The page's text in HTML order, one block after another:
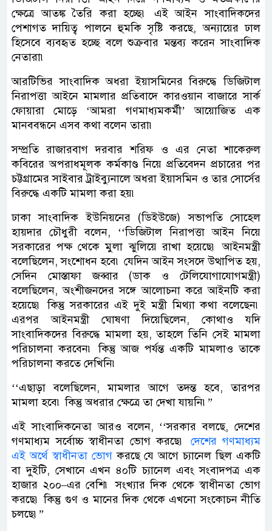
ক্ষেত্রে আতঙ্ক তৈরি করা হচ্ছে৷ এই আইন সাংবাদিকদের
পেশাগত দায়িত্ব পালনে হুমকি সৃষ্টি করছে, অন্যায়ের ঢাল
হিসেবে ব্যবহৃত হচ্ছে বলে শুক্রবার মন্তব্য করেন সাংবাদিক
নেতারা৷
আরটিভির সাংবাদিক অধরা ইয়াসমিনের বিরুদ্ধে ডিজিটাল
নিরাপত্তা আইনে মামলার প্রতিবাদে কারওয়ান বাজারে সার্ক
ফোয়ারা মোড়ে ‘আমরা গণমাধ্যমকর্মী’ আয়োজিত এক
মানববন্ধনে এসব কথা বলেন তারা৷
সম্প্রতি রাজারবাগ দরবার শরিফ ও এর নেতা শাকেরুল
কবিরের অপরাধমূলক কর্মকাণ্ড নিয়ে প্রতিবেদন প্রচারের পর
চট্টগ্রামের সাইবার ট্রাইব্যুনালে অধরা ইয়াসমিন ও তার সোর্সের
বিরুদ্ধে একটি মামলা করা হয়৷
ঢাকা সাংবাদিক ইউনিয়নের (ডিইউজে) সভাপতি সোহেল
হায়দার চৌধুরী বলেন, ‘‘ডিজিটাল নিরাপত্তা আইন নিয়ে
সরকারের পক্ষ থেকে মুলা ঝুলিয়ে রাখা হয়েছে৷ আইনমন্ত্রী
বলেছিলেন, সংশোধন হবে৷ যেদিন আইন সংসদে উত্থাপিত হয়,
সেদিন মোস্তাফা জব্বার (ডাক ও টেলিযোগাযোগমন্ত্রী)
বলেছিলেন, অংশীজনদের সঙ্গে আলোচনা করে আইনটি করা
হয়েছে৷ কিন্তু সরকারের এই দুই মন্ত্রী মিথ্যা কথা বলেছেন৷
এরপর আইনমন্ত্রী ঘোষণা দিয়েছিলেন, কোথাও যদি
সাংবাদিকদের বিরুদ্ধে মামলা হয়, তাহলে তিনি সেই মামলা
পরিচালনা করবেন৷ কিন্তু আজ পর্যন্ত একটি মামলাও তাকে
পরিচালনা করতে দেখিনি৷
‘‘এছাড়া বলেছিলেন, মামলার আগে তদন্ত হবে, তারপর
মামলা হবে৷ কিন্তু অধরার ক্ষেত্রে তা দেখা যায়নি৷”
এই সাংবাদিকনেতা আরও বলেন, ‘‘সরকার বলছে, দেশের
গণমাধ্যম সর্বোচ্চ স্বাধীনতা ভোগ করছে৷ দেশের গণমাধ্যম
এই অর্থে স্বাধীনতা ভোগকরছে যে আগে চ্যানেল ছিল একটি
বা দুইটি, সেখানে এখন ৪০টি চ্যানেল এবং সংবাদপত্র এক
হাজার ২০০–এর বেশি৷ সংখ্যার দিক থেকে স্বাধীনতা ভোগ
করছে৷ কিন্তু গুণ ও মানের দিক থেকে এখনো সংকোচন নীতি
চলছে৷”